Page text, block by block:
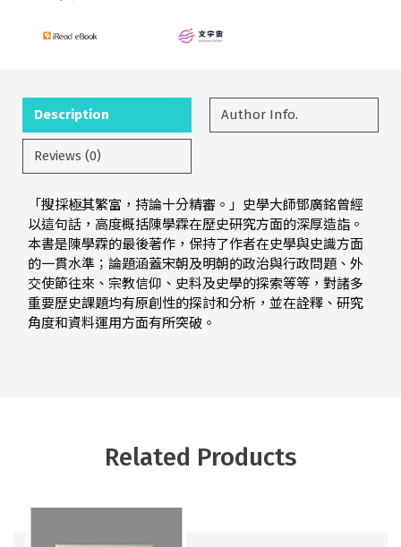
Description Author Info.
Reviews (0)
「搜採極其繁富，持論十分精審。」史學大師鄧廣銘曾經
以這句話，高度概括陳學霖在歷史研究方面的深厚造詣。
本書是陳學霖的最後著作，保持了作者在史學與史識方面
的一貫水準；論題涵蓋宋朝及明朝的政治與行政問題、外
交使節往來、宗教信仰、史料及史學的探索等等，對諸多
重要歷史課題均有原創性的探討和分析，並在詮釋、研究
角度和資料運用方面有所突破。
Related Products